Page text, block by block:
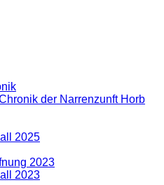
der Narrenzunft Horb
2025
2023
2023